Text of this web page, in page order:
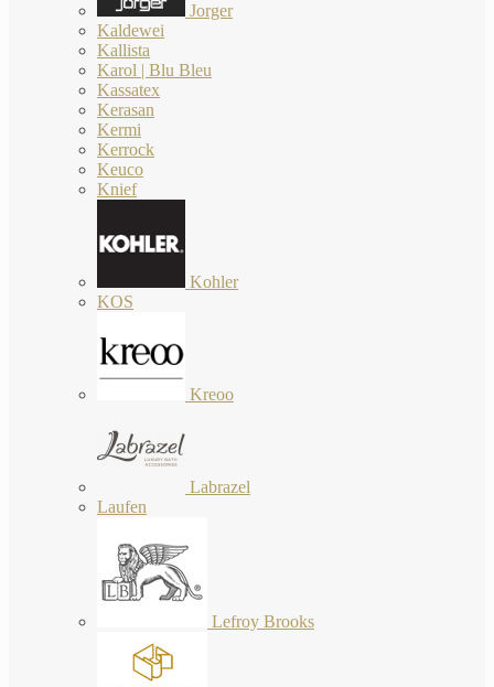
Jorger
Kaldewei
Kallista
Karol | Blu Bleu
Kassatex
Kerasan
Kermi
Kerrock
Keuco
Knief
Kohler
KOS
Kreoo
Labrazel
Laufen
Lefroy Brooks